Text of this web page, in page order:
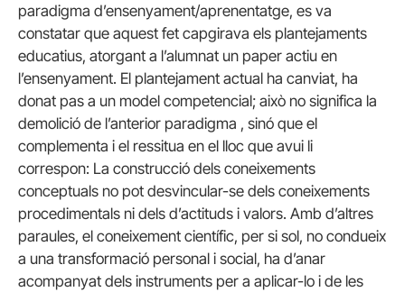
paradigma d’ensenyament/aprenentatge, es va
constatar que aquest fet capgirava els plantejaments
educatius, atorgant a l’alumnat un paper actiu en
l’ensenyament. El plantejament actual ha canviat, ha
donat pas a un model competencial; això no significa la
demolició de l’anterior paradigma , sinó que el
complementa i el ressitua en el lloc que avui li
correspon: La construcció dels coneixements
conceptuals no pot desvincular-se dels coneixements
procedimentals ni dels d’actituds i valors. Amb d’altres
paraules, el coneixement científic, per si sol, no condueix
a una transformació personal i social, ha d’anar
acompanyat dels instruments per a aplicar-lo i de les